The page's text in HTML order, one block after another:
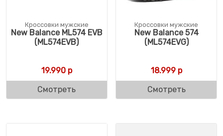
Кроссовки мужские
New Balance ML574 EVB
(ML574EVB)
19.990р
Смотреть
Кроссовки мужские
New Balance 574
(ML574EVG)
18.999р
Смотреть